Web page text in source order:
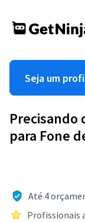
Seja um
Precisando
para Fone
Até 4
Profissionais